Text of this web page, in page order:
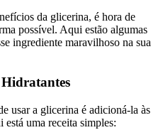
da glicerina, é hora de
possível. Aqui estão algumas
ingrediente maravilhoso na sua
usar a glicerina é adicioná-la às
está uma receita simples: